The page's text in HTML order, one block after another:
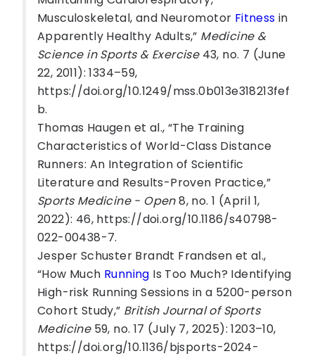
Musculoskeletal, and Neuromotor Fitness in
Apparently Healthy Adults,” Medicine &
Science in Sports & Exercise43, no. 7 (June
22, 2011): 1334–59,
https://doi.org/10.1249/mss.0b013e318213fef
b.
Thomas Haugen et al., “The Training
Characteristics of World-Class Distance
Runners: An Integration of Scientific
Literature and Results-Proven Practice,”
Sports Medicine - Open8, no. 1 (April 1,
2022): 46, https://doi.org/10.1186/s40798-
022-00438-7.
Jesper Schuster Brandt Frandsen et al.,
“How Much Running Is Too Much? Identifying
High-risk Running Sessions in a 5200-person
Cohort Study,” British Journal of Sports
Medicine59, no. 17 (July 7, 2025): 1203–10,
https://doi.org/10.1136/bjsports-2024-